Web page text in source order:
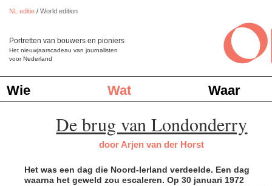
NL editie / World edition
Het nieuwjaarscadeau van journalisten
voor Nederland
Portretten van bouwers en pioniers
Wie Wat Waar
De brug van Londonderry
door Arjen van der Horst
Het was een dag die Noord-Ierland verdeelde. Een dag
waarna het geweld zou escaleren. Op 30 januari 1972